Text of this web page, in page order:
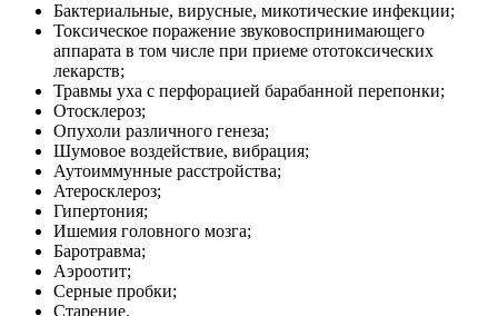
Бактериальные, вирусные, микотические инфекции;
Токсическое поражение звуковоспринимающего
аппарата в том числе при приеме ототоксических
лекарств;
Травмы уха с перфорацией барабанной перепонки;
Отосклероз;
Опухоли различного генеза;
Шумовое воздействие, вибрация;
Аутоиммунные расстройства;
Атеросклероз;
Гипертония;
Ишемия головного мозга;
Баротравма;
Аэроотит;
Серные пробки;
Старение.